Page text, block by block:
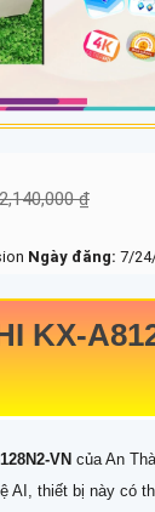
2,140,000 ₫
Ngày đăng: 7/
KX-
VN của An
AI, thiết bị này có